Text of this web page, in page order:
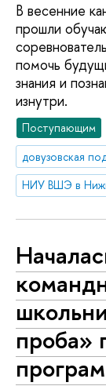
В весенние
прошли
помочь
знания и
изнутри.
Поступающим
довузовская
НИУ ВШЭ в
проба»